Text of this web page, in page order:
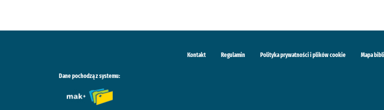
Kontakt Regulamin Polityka prywatności i plików cookie Mapa
Dane pochodzą z systemu: